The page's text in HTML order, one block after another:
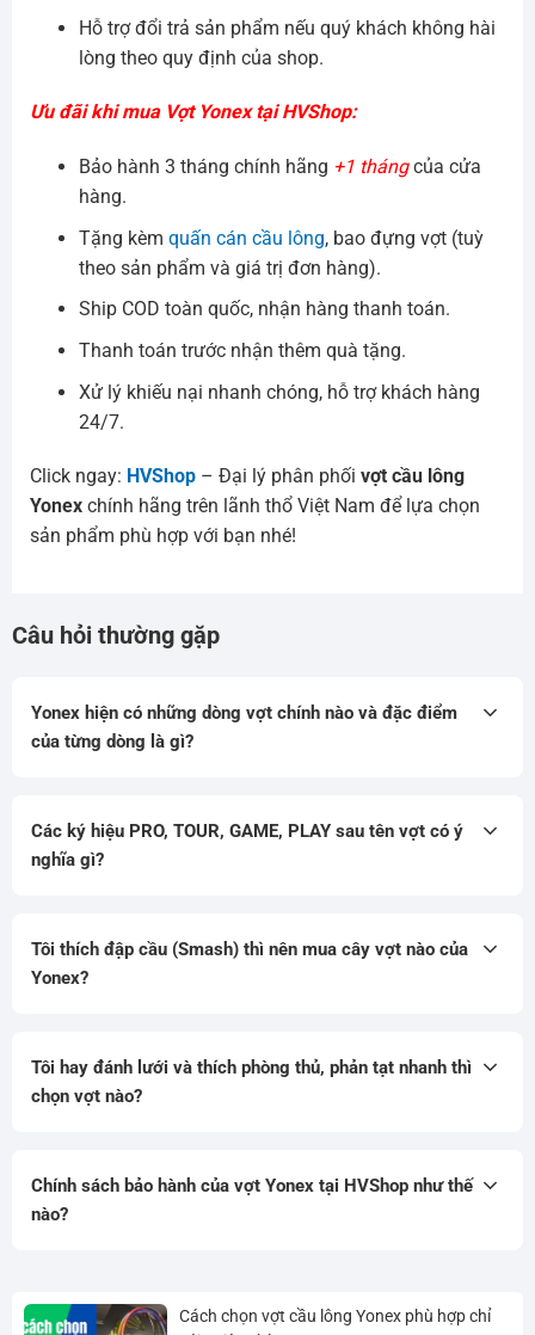
Hỗ trợ đổi trả sản phẩm nếu quý khách không hài
lòng theo quy định của shop.
Ưu đãi khi mua Vợt Yonex tại HVShop:
Bảo hành 3 tháng chính hãng +1 thángcủa cửa
hàng.
Tặng kèm quấn cán cầu lông, bao đựng vợt (tuỳ
theo sản phẩm và giá trị đơn hàng).
Ship COD toàn quốc, nhận hàng thanh toán.
Thanh toán trước nhận thêm quà tặng.
Xử lý khiếu nại nhanh chóng, hỗ trợ khách hàng
24/7.
Click ngay: HVShop– Đại lý phân phối vợt cầu lông
Yonexchính hãng trên lãnh thổ Việt Nam để lựa chọn
sản phẩm phù hợp với bạn nhé!
Câu hỏi thường gặp
Yonex hiện có những dòng vợt chính nào và đặc điểm
của từng dòng là gì?
Các ký hiệu PRO, TOUR, GAME, PLAY sau tên vợt có ý
nghĩa gì?
Tôi thích đập cầu (Smash) thì nên mua cây vợt nào của
Yonex?
Tôi hay đánh lưới và thích phòng thủ, phản tạt nhanh thì
chọn vợt nào?
Chính sách bảo hành của vợt Yonex tại HVShop như thế
nào?
Cách chọn vợt cầu lông Yonex phù hợp chỉ